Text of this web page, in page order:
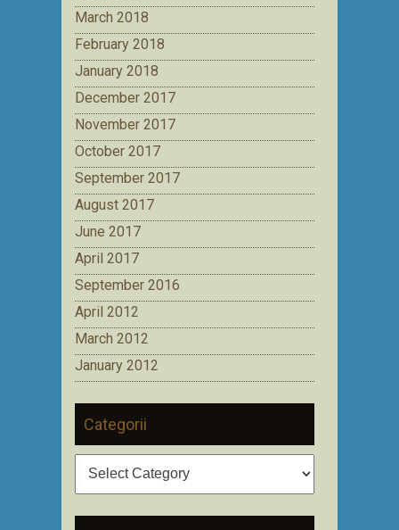
March 2018
February 2018
January 2018
December 2017
November 2017
October 2017
September 2017
August 2017
June 2017
April 2017
September 2016
April 2012
March 2012
January 2012
Categorii